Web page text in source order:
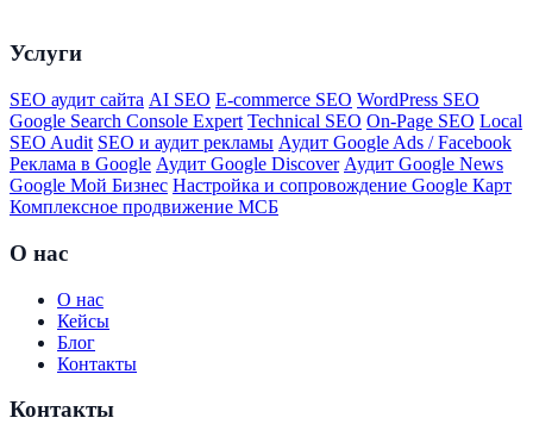
Услуги
SEO аудит сайта AI SEO E-commerce SEO WordPress SEO
Google Search Console Expert Technical SEO On-Page SEO Local
SEO Audit SEO и аудит рекламы Аудит Google Ads / Facebook
Реклама в Google Аудит Google Discover Аудит Google News
Google Мой Бизнес Настройка и сопровождение Google Карт
Комплексное продвижение МСБ
О нас
О нас
Кейсы
Блог
Контакты
Контакты